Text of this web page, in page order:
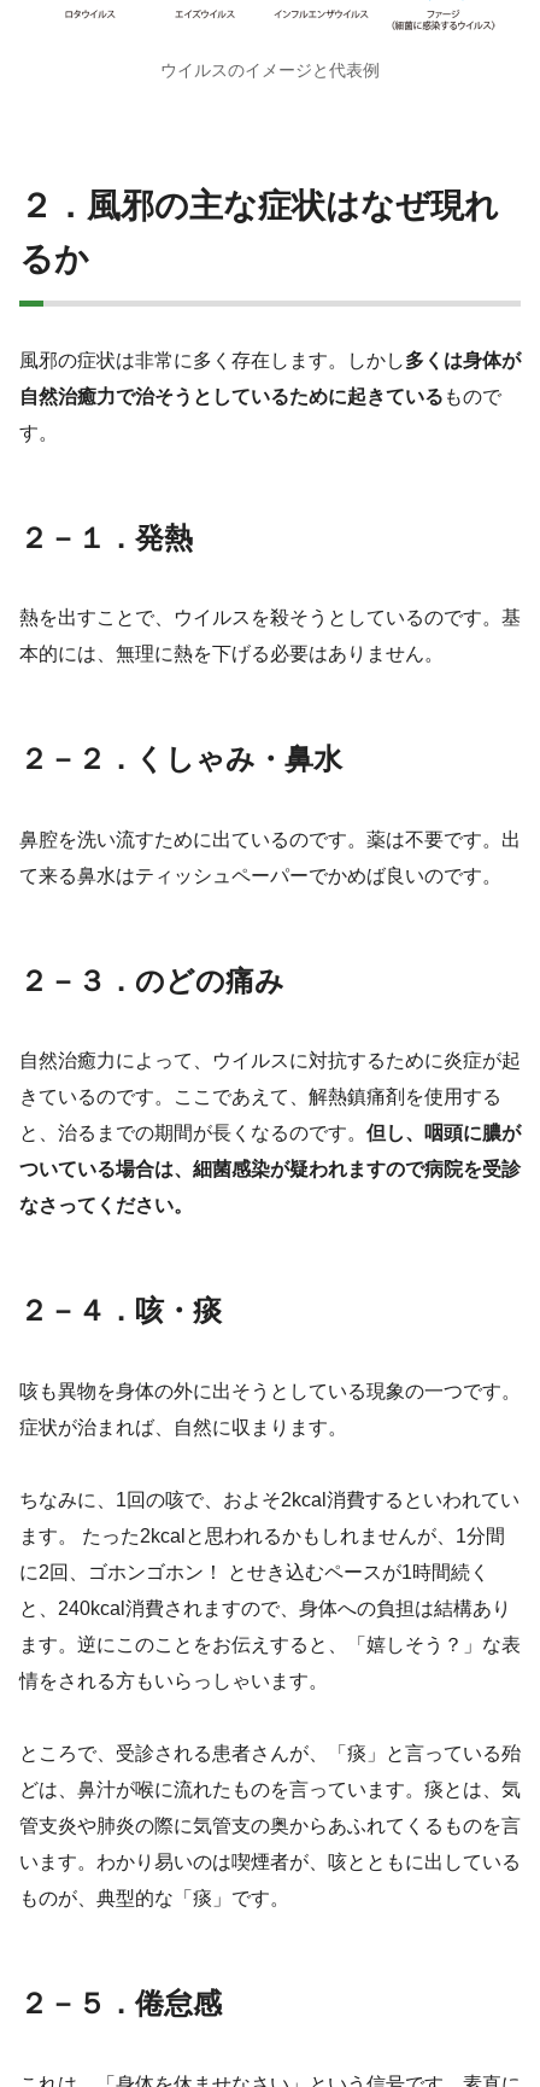
ウイルスのイメージと代表例
２．⾵邪の主な症状はなぜ現れ
るか
⾵邪の症状は非常に多く存在します。しかし多くは身体が
自然治癒力で治そうとしているために起きている もので
す。
２－１．発熱
熱を出すことで、ウイルスを殺そうとしているのです。基
本的には、無理に熱を下げる必要はありません。
２－２．くしゃみ・鼻水
鼻腔を洗い流すために出ているのです。薬は不要です。出
て来る鼻水はティッシュペーパーでかめば良いのです。
２－３．のどの痛み
自然治癒力によって、ウイルスに対抗するために炎症が起
きているのです。ここであえて、解熱鎮痛剤を使用する
と、治るまでの期間が長くなるのです。 但し、咽頭に膿が
ついている場合は、細菌感染が疑われますので病院を受診
なさってください。
２－４．咳・痰
咳も異物を身体の外に出そうとしている現象の一つです。
症状が治まれば、自然に収まります。
ちなみに、1回の咳で、およそ2kcal消費するといわれてい
ます。 たった2kcalと思われるかもしれませんが、1分間
に2回、ゴホンゴホン！ とせき込むペースが1時間続く
と、240kcal消費されますので、身体への負担は結構あり
ます。逆にこのことをお伝えすると、「嬉しそう？」な表
情をされる方もいらっしゃいます。
ところで、受診される患者さんが、「痰」と言っている殆
どは、鼻汁が喉に流れたものを言っています。痰とは、気
管支炎や肺炎の際に気管支の奥からあふれてくるものを言
います。わかり易いのは喫煙者が、咳とともに出している
ものが、典型的な「痰」です。
２－５．倦怠感